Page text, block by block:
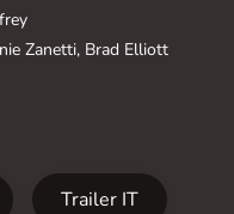
Zanetti, Brad Elliott
Trailer IT